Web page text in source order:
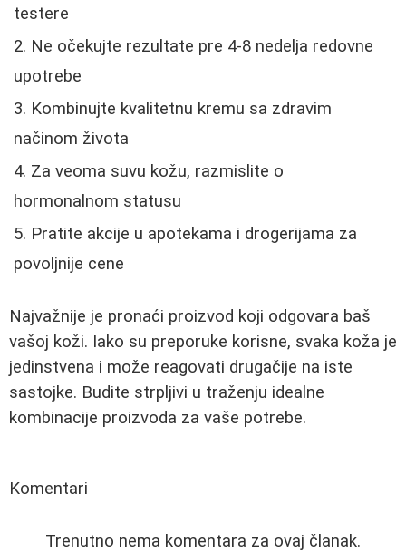
testere
Ne očekujte rezultate pre 4-8 nedelja redovne
upotrebe
Kombinujte kvalitetnu kremu sa zdravim
načinom života
Za veoma suvu kožu, razmislite o
hormonalnom statusu
Pratite akcije u apotekama i drogerijama za
povoljnije cene
Najvažnije je pronaći proizvod koji odgovara baš
vašoj koži. Iako su preporuke korisne, svaka koža je
jedinstvena i može reagovati drugačije na iste
sastojke. Budite strpljivi u traženju idealne
kombinacije proizvoda za vaše potrebe.
Komentari
Trenutno nema komentara za ovaj članak.